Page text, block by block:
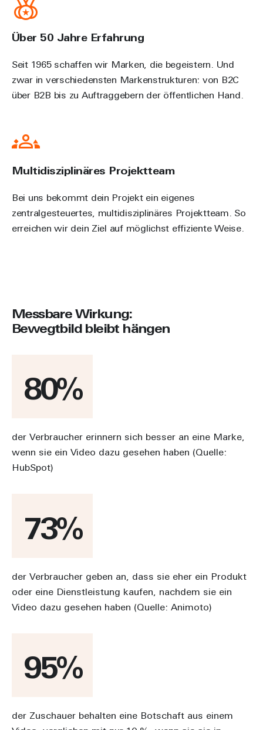
Über 50 Jahre Erfahrung
Seit 1965 schaffen wir Marken, die begeistern. Und
zwar in verschiedensten Markenstrukturen: von B2C
über B2B bis zu Auftraggebern der öffentlichen Hand.
Multidisziplinäres Projektteam
Bei uns bekommt dein Projekt ein eigenes
zentralgesteuertes, multidisziplinäres Projektteam. So
erreichen wir dein Ziel auf möglichst effiziente Weise.
Messbare Wirkung:
Bewegtbild bleibt hängen
80
der Verbraucher erinnern sich besser an eine Marke,
wenn sie ein Video dazu gesehen haben (Quelle:
HubSpot)
73
der Verbraucher geben an, dass sie eher ein Produkt
oder eine Dienstleistung kaufen, nachdem sie ein
Video dazu gesehen haben (Quelle: Animoto)
95
der Zuschauer behalten eine Botschaft aus einem